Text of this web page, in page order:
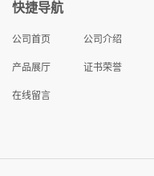
快捷导航
公司首页 公司介绍
产品展厅 证书荣誉
在线留言